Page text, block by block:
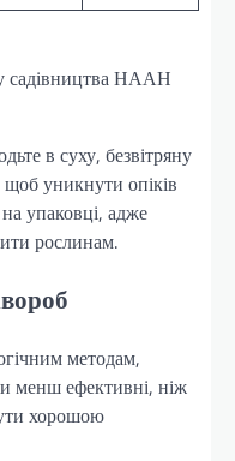
садівництва НААН
в суху, безвітряну
уникнути опіків
упаковці, адже
рослинам.
методам,
менш ефективні, ніж
хорошою